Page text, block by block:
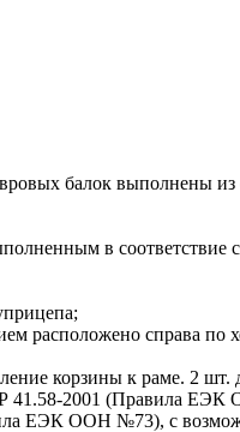
балок выполнены
в
расположено справа по
корзины к раме. 2 шт.
Р 41.58-2001 (Правила
ЕЭК ООН №73), с